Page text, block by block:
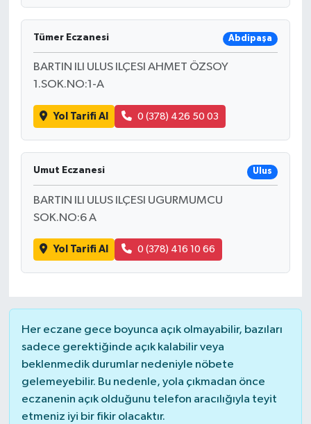
Tümer Eczanesi Abdipaşa
BARTIN ILI ULUS ILÇESI AHMET ÖZSOY
1.SOK.NO:1-A
Yol Tarifi Al 0 (378) 426 50 03
Umut Eczanesi Ulus
BARTIN ILI ULUS ILÇESI UGURMUMCU
SOK.NO:6 A
Yol Tarifi Al 0 (378) 416 10 66
Her eczane gece boyunca açık olmayabilir, bazıları
sadece gerektiğinde açık kalabilir veya
beklenmedik durumlar nedeniyle nöbete
gelemeyebilir. Bu nedenle, yola çıkmadan önce
eczanenin açık olduğunu telefon aracılığıyla teyit
etmeniz iyi bir fikir olacaktır.